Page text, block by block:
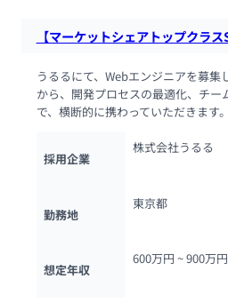
【マーケットシェアトップクラ
うるるにて、Webエンジニアを募集
から、開発プロセスの最適化、チー
で、横断的に携わっていただきます。
採用企業
株式会社うるる
勤務地
東京都
想定年収
600万円 ~ 900万円